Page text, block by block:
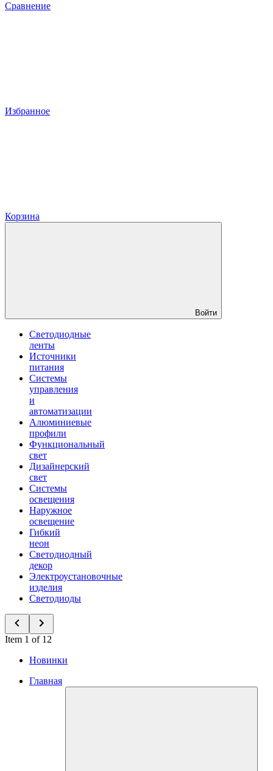
Сравнение
Избранное
Корзина
Войти
Светодиодные
ленты
Источники
питания
Системы
управления
и
автоматизации
Алюминиевые
профили
Функциональный
свет
Дизайнерский
свет
Системы
освещения
Наружное
освещение
Гибкий
неон
Светодиодный
декор
Электроустановочные
изделия
Светодиоды
Item 1 of 12
Новинки
Главная